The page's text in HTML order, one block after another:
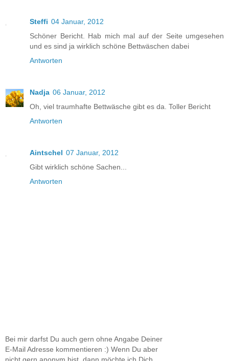
Steffi 04 Januar, 2012
Schöner Bericht. Hab mich mal auf der Seite umgesehen
und es sind ja wirklich schöne Bettwäschen dabei
Antworten
Nadja 06 Januar, 2012
Oh, viel traumhafte Bettwäsche gibt es da. Toller Bericht
Antworten
Aintschel 07 Januar, 2012
Gibt wirklich schöne Sachen...
Antworten
Bei mir darfst Du auch gern ohne Angabe Deiner
E-Mail Adresse kommentieren :) Wenn Du aber
nicht gern anonym bist, dann möchte ich Dich